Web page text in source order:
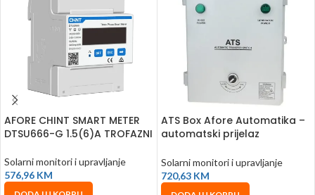
AFORE CHINT SMART METER
DTSU666-G 1.5(6)A TROFAZNI
Solarni monitori i upravljanje
576,96 KM
ATS Box Afore Automatika –
automatski prijelaz
Solarni monitori i upravljanje
720,63 KM